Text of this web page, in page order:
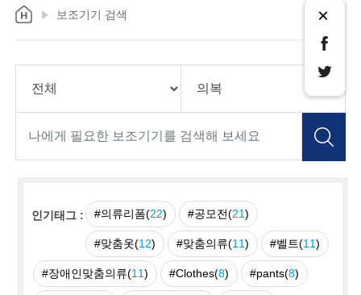
보조기기 검색 ×
인기태그 : #의류리폼(22) #공모전(21)
#맞춤옷(12) #맞춤의류(11) #벨트(11)
#장애인맞춤의류(11) #Clothes(8) #pants(8)